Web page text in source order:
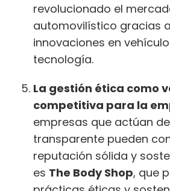
revolucionado el
automovilístico gracias
innovaciones en
tecnología.
La gestión ética como
competitiva para la
empresas que actúan
transparente pueden
reputación sólida y
es The Body Shop, que